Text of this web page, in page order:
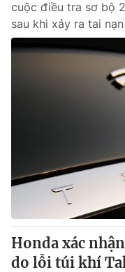
cuộc điều tra sơ bộ
sau khi xảy ra tai
Honda xác
do lỗi túi khí